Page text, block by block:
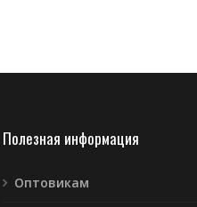
Полезная информация
Оптовикам